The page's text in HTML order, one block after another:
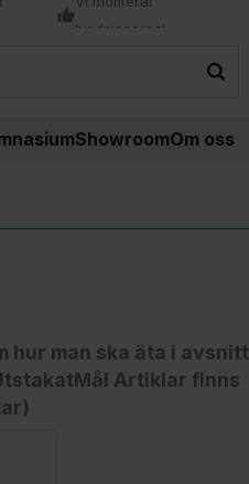
thumb_up
bindningarna!
ShowroomOm oss
hur man ska äta i avsnitt
Artiklar finns